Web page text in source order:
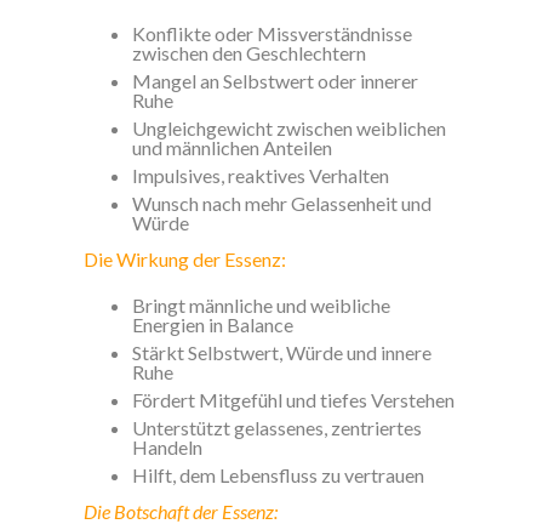
Konflikte oder Missverständnisse
zwischen den Geschlechtern
Mangel an Selbstwert oder innerer
Ruhe
Ungleichgewicht zwischen weiblichen
und männlichen Anteilen
Impulsives, reaktives Verhalten
Wunsch nach mehr Gelassenheit und
Würde
Die Wirkung der Essenz:
Bringt männliche und weibliche
Energien in Balance
Stärkt Selbstwert, Würde und innere
Ruhe
Fördert Mitgefühl und tiefes Verstehen
Unterstützt gelassenes, zentriertes
Handeln
Hilft, dem Lebensfluss zu vertrauen
Die Botschaft der Essenz: